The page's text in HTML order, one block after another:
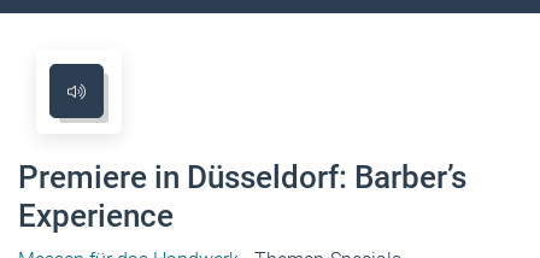
Premiere in Düsseldorf: Barber’s
Experience